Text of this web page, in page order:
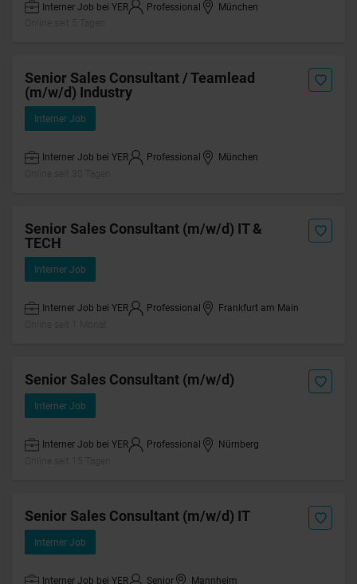
Interner Job bei YER Professional
München
Senior Sales Consultant / Teamlead
(m/w/d) Industry
Interner Job
Interner Job bei YER Professional
München
Senior Sales Consultant (m/w/d) IT &
TECH
Interner Job
Interner Job bei YER Professional
Frankfurt am Main
Senior Sales Consultant (m/w/d)
Interner Job
Interner Job bei YER Professional
Nürnberg
Senior Sales Consultant (m/w/d) IT
Interner Job
Interner Job bei YER Senior
Mannheim